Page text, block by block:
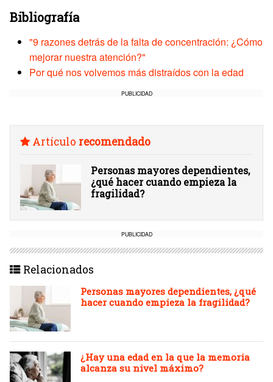
Bibliografía
"9 razones detrás de la falta de concentración: ¿Cómo
mejorar nuestra atención?"
Por qué nos volvemos más distraídos con la edad
PUBLICIDAD
Artículo recomendado
Personas mayores dependientes,
¿qué hacer cuando empieza la
fragilidad?
PUBLICIDAD
Relacionados
Personas mayores dependientes, ¿qué
hacer cuando empieza la fragilidad?
¿Hay una edad en la que la memoria
alcanza su nivel máximo?